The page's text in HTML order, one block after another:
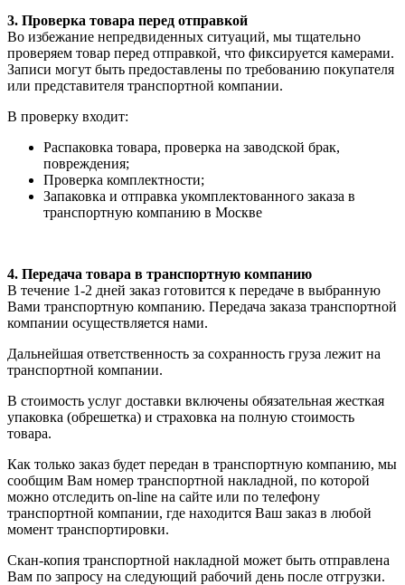
3. Проверка товара перед отправкой
Во избежание непредвиденных ситуаций, мы тщательно
проверяем товар перед отправкой, что фиксируется камерами.
Записи могут быть предоставлены по требованию покупателя
или представителя транспортной компании.
В проверку входит:
Распаковка товара, проверка на заводской брак,
повреждения;
Проверка комплектности;
Запаковка и отправка укомплектованного заказа в
транспортную компанию в Москве
4. Передача товара в транспортную компанию
В течение 1-2 дней заказ готовится к передаче в выбранную
Вами транспортную компанию. Передача заказа транспортной
компании осуществляется нами.
Дальнейшая ответственность за сохранность груза лежит на
транспортной компании.
В стоимость услуг доставки включены обязательная жесткая
упаковка (обрешетка) и страховка на полную стоимость
товара.
Как только заказ будет передан в транспортную компанию, мы
сообщим Вам номер транспортной накладной, по которой
можно отследить on-line на сайте или по телефону
транспортной компании, где находится Ваш заказ в любой
момент транспортировки.
Скан-копия транспортной накладной может быть отправлена
Вам по запросу на следующий рабочий день после отгрузки.